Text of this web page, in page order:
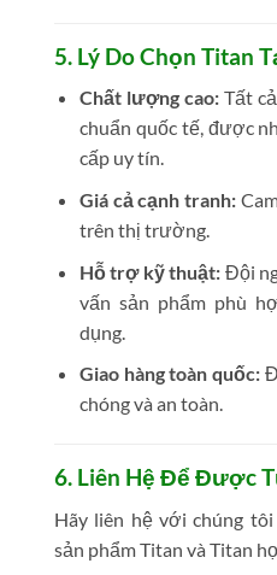
5. Lý Do Chọn Titan
Chất lượng cao: Tất
chuẩn quốc tế, được
cấp uy tín.
Giá cả cạnh tranh:
trên thị trường.
Hỗ trợ kỹ thuật: Đội
vấn sản phẩm phù
dụng.
Giao hàng toàn quốc:
chóng và an toàn.
6. Liên Hệ Để Được
Hãy liên hệ với chúng
sản phẩm Titan và Titan